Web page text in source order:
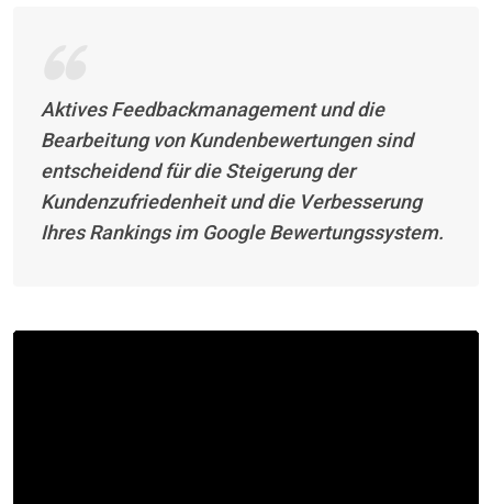
Aktives Feedbackmanagement und die
Bearbeitung von Kundenbewertungen sind
entscheidend für die Steigerung der
Kundenzufriedenheit und die Verbesserung
Ihres Rankings im Google Bewertungssystem.